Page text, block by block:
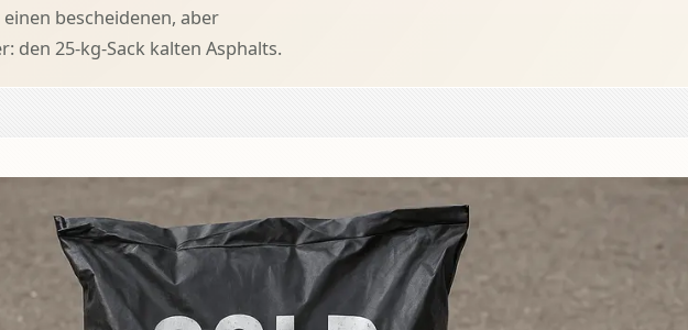
bescheidenen, aber
den 25-kg-Sack kalten Asphalts.